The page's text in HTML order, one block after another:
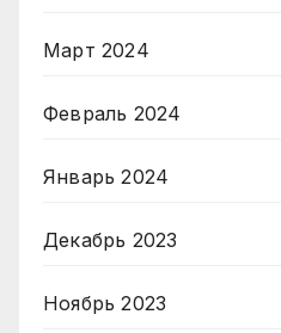
Март 2024
Февраль 2024
Январь 2024
Декабрь 2023
Ноябрь 2023